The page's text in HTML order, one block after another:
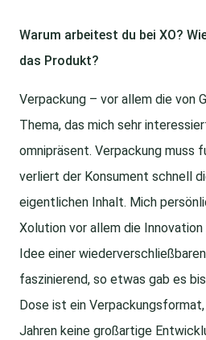
Warum arbeitest du bei XO?
das Produkt?
Verpackung – vor allem die von
Thema, das mich sehr
omnipräsent. Verpackung muss
verliert der Konsument schnell
eigentlichen Inhalt. Mich
Xolution vor allem die
Idee einer
faszinierend, so etwas gab es
Dose ist ein
Jahren keine großartige